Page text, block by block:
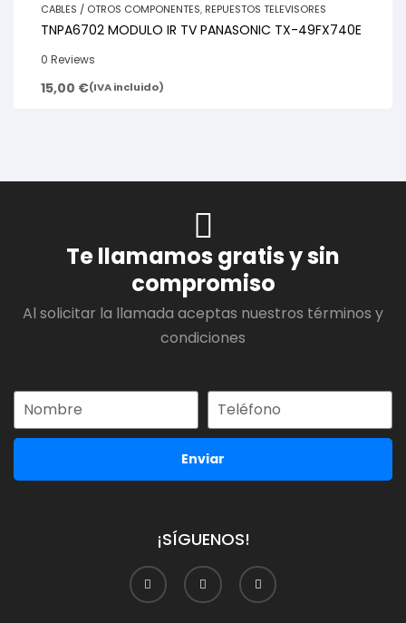
CABLES / OTROS COMPONENTES, REPUESTOS TELEVISORES
TNPA6702 MODULO IR TV PANASONIC TX-49FX740E
0 Reviews
15,00 €(IVA incluido)
Te llamamos gratis y sin
compromiso
Al solicitar la llamada aceptas nuestros términos y
condiciones
Enviar
¡SÍGUENOS!